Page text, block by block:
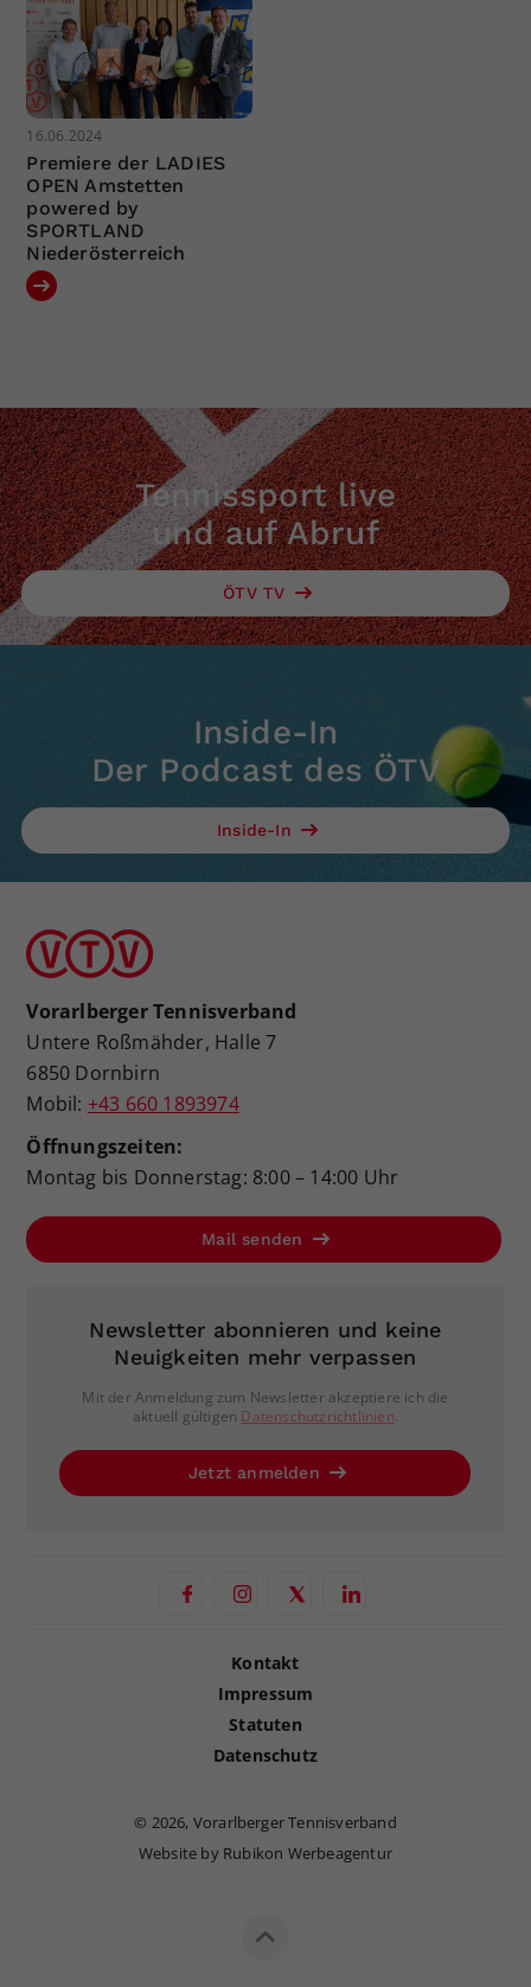
16.06.2024
Premiere der LADIES
OPEN Amstetten
powered by
SPORTLAND
Niederösterreich
Tennissport live
und auf Abruf
ÖTV TV
Inside-In
Der Podcast des ÖTV
Inside-In
Vorarlberger Tennisverband
Untere Roßmähder, Halle 7
6850 Dornbirn
Mobil: +43 660 1893974
Öffnungszeiten:
Montag bis Donnerstag: 8:00 – 14:00 Uhr
Mail senden
Newsletter abonnieren und keine
Neuigkeiten mehr verpassen
Mit der Anmeldung zum Newsletter akzeptiere ich die
aktuell gültigen Datenschutzrichtlinien.
Jetzt anmelden
Kontakt
Impressum
Statuten
Datenschutz
© 2026, Vorarlberger Tennisverband
Website by Rubikon Werbeagentur